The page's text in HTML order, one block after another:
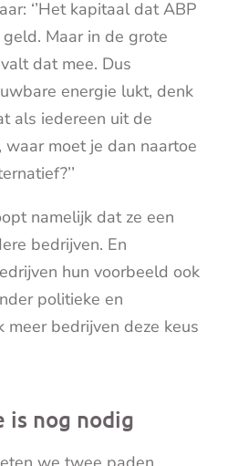
‘’Het kapitaal dat ABP
Maar in de grote
dat mee. Dus
energie lukt, denk
als iedereen uit de
moet je dan naartoe
namelijk dat ze een
bedrijven. En
hun voorbeeld ook
politieke en
meer bedrijven deze keus
is nog nodig